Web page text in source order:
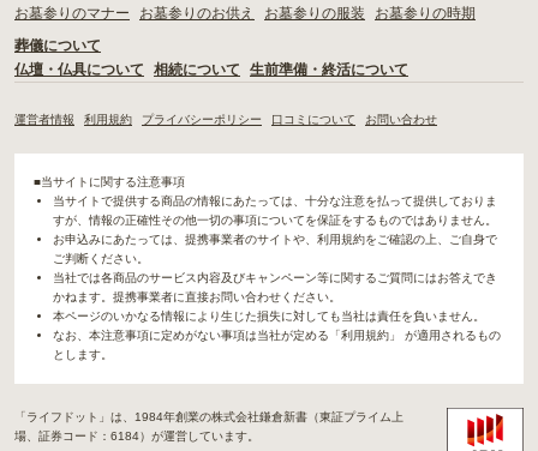
お墓参りのマナー
お墓参りのお供え お墓参りの服装
お墓参りの時期
葬儀について
仏壇・仏具について
相続について 生前準備・終活について
運営者情報 利用規約 プライバシーポリシー 口コミについて お問い合わせ
■当サイトに関する注意事項
当サイトで提供する商品の情報にあたっては、十分な注意を払って提供しておりま
すが、情報の正確性その他一切の事項についてを保証をするものではありません。
お申込みにあたっては、提携事業者のサイトや、利用規約をご確認の上、ご自身で
ご判断ください。
当社では各商品のサービス内容及びキャンペーン等に関するご質問にはお答えでき
かねます。提携事業者に直接お問い合わせください。
本ページのいかなる情報により生じた損失に対しても当社は責任を負いません。
なお、本注意事項に定めがない事項は当社が定める「利用規約」 が適用されるもの
とします。
「ライフドット」は、1984年創業の株式会社鎌倉新書（東証プライム上
場、証券コード：6184）が運営しています。